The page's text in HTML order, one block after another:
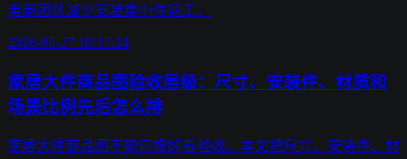
电商团队减少安装类小件返工。
2026-05-27 18:17:24
家居大件商品图验收层级：尺寸、安装件、材质和
场景比例先后怎么排
家居大件商品图不能只按好看验收。本文把尺寸、安装件、材